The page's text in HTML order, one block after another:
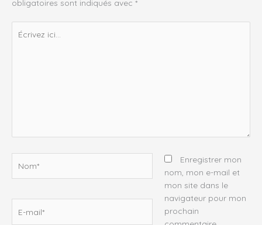
obligatoires sont indiqués avec *
ici…
mail*
Enregistrer mon
nom, mon e-mail et
mon site dans le
navigateur pour mon
prochain